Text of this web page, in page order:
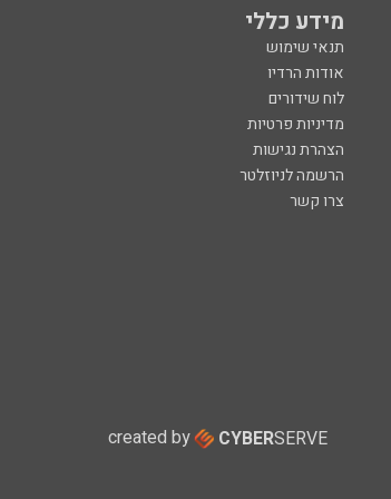
מידע כללי
תנאי שימוש
אודות הרדיו
לוח שידורים
מדיניות פרטיות
הצהרת נגישות
הרשמה לניוזלטר
צרו קשר
created by CYBERSERVE